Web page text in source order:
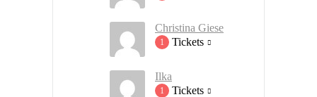
Christina Giese
1 Tickets
Ilka
1 Tickets